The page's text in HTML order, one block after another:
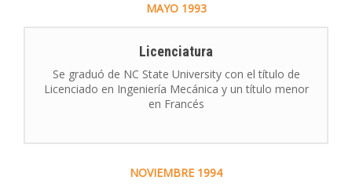
MAYO 1993
Licenciatura
Se graduó de NC State University con el título de
Licenciado en Ingeniería Mecánica y un título menor
en Francés
NOVIEMBRE 1994